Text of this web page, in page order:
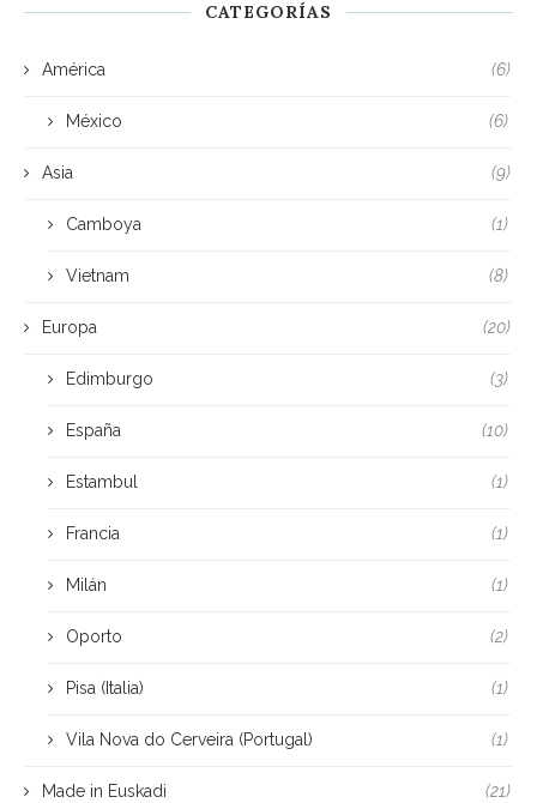
CATEGORÍAS
América (6)
México (6)
Asia (9)
Camboya (1)
Vietnam (8)
Europa (20)
Edimburgo (3)
España (10)
Estambul (1)
Francia (1)
Milán (1)
Oporto (2)
Pisa (Italia) (1)
Vila Nova do Cerveira (Portugal) (1)
Made in Euskadi (21)